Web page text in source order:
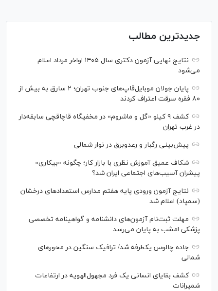
جدیدترین مطالب
نتایج نهایی آزمون دکتری سال ۱۴۰۵ اواخر مرداد اعلام
می‌شود
پایان جولان موبایل‌قاپ‌های جنوب تهران؛ ۲ سارق به بیش از
۸۰ فقره سرقت اعتراف کردند
کشف ۹ کیلو «گل و ماشروم» در مخفیگاه قاچاقچی سابقه‌دار
در غرب تهران
پیش‌بینی رگبار و رعدوبرق در نوار شمالی
شکاف عمیق آموزش نظری با بازار کار؛ چگونه «بیکاری»
پیشران آسیب‌های اجتماعی ایران شد؟
نتایج آزمون ورودی پایه هفتم مدارس استعدادهای درخشان
(سمپاد) اعلام شد
مهلت ثبت‌نام آزمون‌های دانشنامه و گواهینامه تخصصی
پزشکی امشب به پایان می‌رسد
جاده چالوس یکطرفه شد/ ترافیک سنگین در محورهای
شمالی
کشف بقایای انسانی یک فرد مجهول‌الهویه در ارتفاعات
شمیرانات